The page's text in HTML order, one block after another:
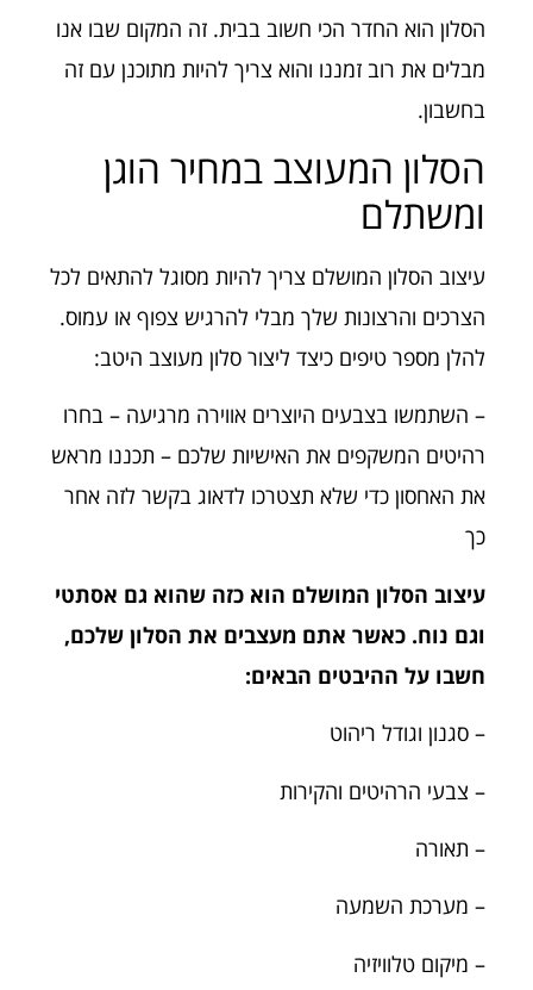
הסלון הוא החדר הכי חשוב בבית. זה המקום שבו אנו
מבלים את רוב זמננו והוא צריך להיות מתוכנן עם זה
בחשבון.
הסלון המעוצב במחיר הוגן
ומשתלם
עיצוב הסלון המושלם צריך להיות מסוגל להתאים לכל
הצרכים והרצונות שלך מבלי להרגיש צפוף או עמוס.
להלן מספר טיפים כיצד ליצור סלון מעוצב היטב:
– השתמשו בצבעים היוצרים אווירה מרגיעה – בחרו
רהיטים המשקפים את האישיות שלכם – תכננו מראש
את האחסון כדי שלא תצטרכו לדאוג בקשר לזה אחר
כך
עיצוב הסלון המושלם הוא כזה שהוא גם אסתטי
וגם נוח. כאשר אתם מעצבים את הסלון שלכם,
חשבו על ההיבטים הבאים:
– סגנון וגודל ריהוט
– צבעי הרהיטים והקירות
– תאורה
– מערכת השמעה
– מיקום טלוויזיה